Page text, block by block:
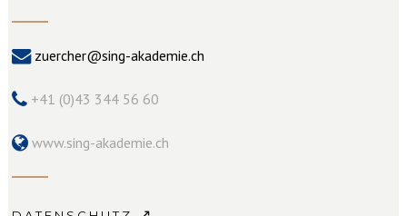
zuercher@sing-akademie.ch
+41 (0)43 344 56 60
www.sing-akademie.ch